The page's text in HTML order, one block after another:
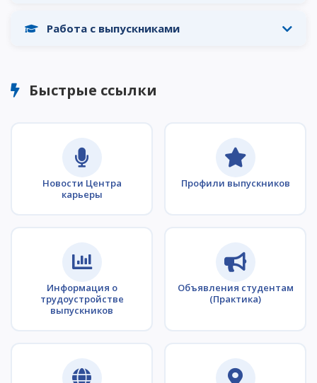
Работа с выпускниками
Быстрые ссылки
Новости Центра
карьеры
Профили выпускников
Информация о
трудоустройстве
выпускников
Объявления студентам
(Практика)